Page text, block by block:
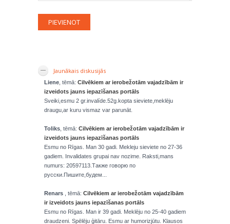
Jaunākais diskusijās
Liene , tēmā: Cilvēkiem ar ierobežotām vajadzībām ir
izveidots jauns iepazīšanas portāls
Sveiki,esmu 2 gr.invalíde.52g.kopta sieviete,meklēju
draugu,ar kuru vismaz var parunāt.
Toliks , tēmā: Cilvēkiem ar ierobežotām vajadzībām ir
izveidots jauns iepazīšanas portāls
Esmu no Rīgas. Man 30 gadi. Mekleju sieviete no 27-36
gadiem. Invalidates grupai nav nozime. Raksti,mans
numurs: 20597113.Также говорю по
русски.Пишите,будем...
Renars , tēmā: Cilvēkiem ar ierobežotām vajadzībām
ir izveidots jauns iepazīšanas portāls
Esmu no Rīgas. Man ir 39 gadi. Meklēju no 25-40 gadiem
draudzeni. Spēlēju ģitāru. Esmu ar humorizjūtu. Klausos